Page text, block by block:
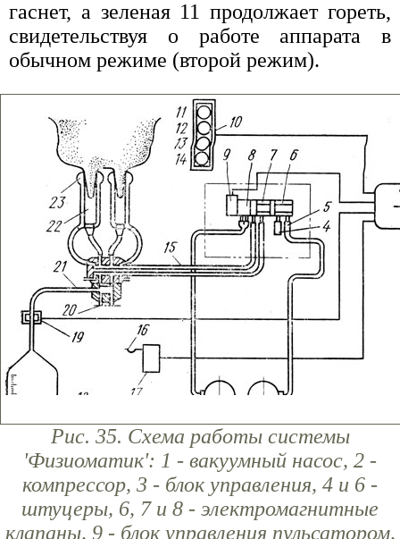
гаснет, а зеленая 11 продолжает гореть,
свидетельствуя о работе аппарата в
обычном режиме (второй режим).
Рис. 35. Схема работы системы
'Физиоматик': 1 - вакуумный насос, 2 -
компрессор, 3 - блок управления, 4 и 6 -
штуцеры, 6, 7 и 8 - электромагнитные
клапаны, 9 - блок управления пульсатором,